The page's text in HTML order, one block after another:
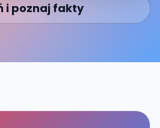
i poznaj fakty